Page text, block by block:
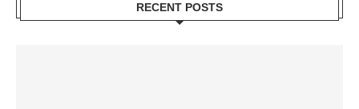
RECENT POSTS